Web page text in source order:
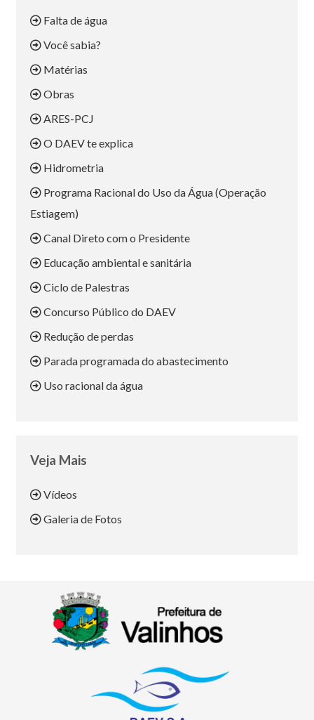
Falta de água
Você sabia?
Matérias
Obras
ARES-PCJ
O DAEV te explica
Hidrometria
Programa Racional do Uso da Água (Operação
Estiagem)
Canal Direto com o Presidente
Educação ambiental e sanitária
Ciclo de Palestras
Concurso Público do DAEV
Redução de perdas
Parada programada do abastecimento
Uso racional da água
Veja Mais
Vídeos
Galeria de Fotos